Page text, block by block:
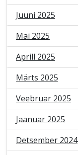
Juuni 2025
Mai 2025
Aprill 2025
Märts 2025
Veebruar 2025
Jaanuar 2025
Detsember 2024